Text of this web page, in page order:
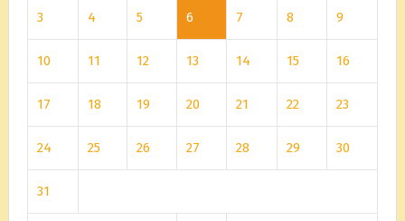
3 4 5 6 7 8 9
10 11 12 13 14 15 16
17 18 19 20 21 22 23
24 25 26 27 28 29 30
31